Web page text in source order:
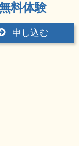
料体験
申し込む